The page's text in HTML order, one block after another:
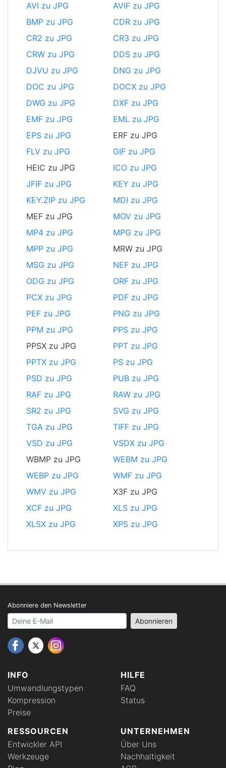
AVI zu JPG
AVIF zu JPG
BMP zu JPG
CDR zu JPG
CR2 zu JPG
CR3 zu JPG
CRW zu JPG
DDS zu JPG
DJVU zu JPG
DNG zu JPG
DOC zu JPG
DOCX zu JPG
DWG zu JPG
DXF zu JPG
EMF zu JPG
EML zu JPG
EPS zu JPG
ERF zu JPG
FLV zu JPG
GIF zu JPG
HEIC zu JPG
ICO zu JPG
JFIF zu JPG
KEY zu JPG
KEY.ZIP zu JPG
MDI zu JPG
MEF zu JPG
MOV zu JPG
MP4 zu JPG
MPG zu JPG
MPP zu JPG
MRW zu JPG
MSG zu JPG
NEF zu JPG
ODG zu JPG
ORF zu JPG
PCX zu JPG
PDF zu JPG
PEF zu JPG
PNG zu JPG
PPM zu JPG
PPS zu JPG
PPSX zu JPG
PPT zu JPG
PPTX zu JPG
PS zu JPG
PSD zu JPG
PUB zu JPG
RAF zu JPG
RAW zu JPG
SR2 zu JPG
SVG zu JPG
TGA zu JPG
TIFF zu JPG
VSD zu JPG
VSDX zu JPG
WBMP zu JPG
WEBM zu JPG
WEBP zu JPG
WMF zu JPG
WMV zu JPG
X3F zu JPG
XCF zu JPG
XLS zu JPG
XLSX zu JPG
XPS zu JPG
INFO
Umwandlungstypen
Kompression
Preise
HILFE
FAQ
Status
RESSOURCEN
Entwickler API
Werkzeuge
UNTERNEHMEN
Über Uns
Nachhaltigkeit
Abonniere den Newsletter
Your email address Abonnieren